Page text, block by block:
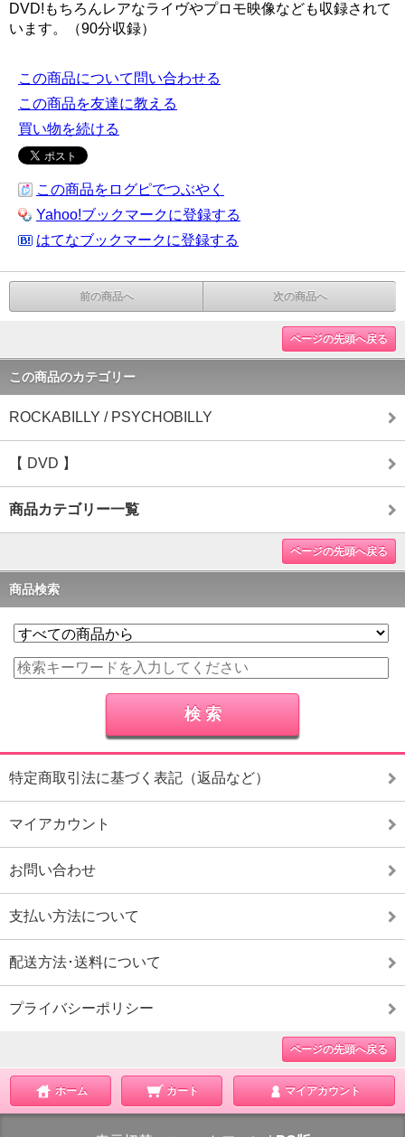
DVD!もちろんレアなライヴやプロモ映像なども収録されて
います。
（90分収録）
この商品について問い合わせる
この商品を友達に教える
買い物を続ける
この商品をログピでつぶやく
Yahoo!ブックマークに登録する
はてなブックマークに登録する
前の商品へ 次の商品へ
ページの先頭へ戻る
この商品のカテゴリー
ROCKABILLY / PSYCHOBILLY
【 DVD 】
商品カテゴリー一覧
ページの先頭へ戻る
商品検索
特定商取引法に基づく表記（返品など）
マイアカウント
お問い合わせ
支払い方法について
配送方法･送料について
プライバシーポリシー
ページの先頭へ戻る
ホーム カート マイアカウント